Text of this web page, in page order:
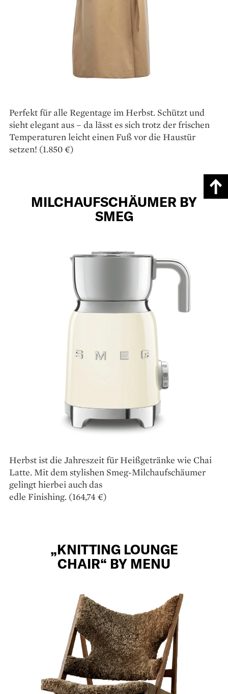
Perfekt für alle Regentage im Herbst. Schützt und
sieht elegant aus – da lässt es sich trotz der frischen
Temperaturen leicht einen Fuß vor die Haustür
setzen! (1.850 €)
MILCHAUFSCHÄUMER BY
SMEG
Herbst ist die Jahreszeit für Heißgetränke wie Chai
Latte. Mit dem stylishen Smeg-­Milchaufschäumer
gelingt hierbei auch das ­
edle ­Finishing. (164,74 €)
„KNITTING LOUNGE
CHAIR“ BY MENU